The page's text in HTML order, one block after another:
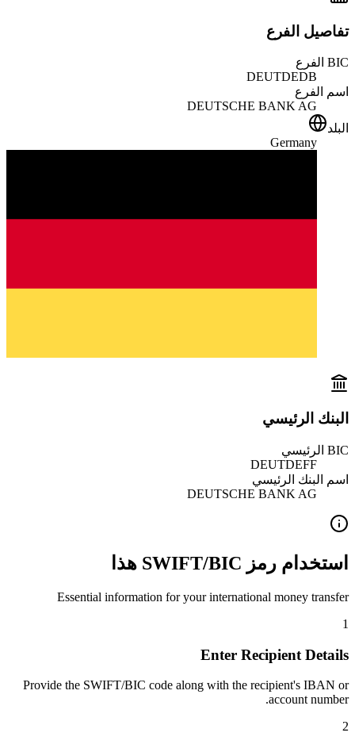
تفاصيل الفرع
BIC الفرع
DEUTDEDB
اسم الفرع
DEUTSCHE BANK AG
البلد
Germany
البنك الرئيسي
BIC الرئيسي
DEUTDEFF
اسم البنك الرئيسي
DEUTSCHE BANK AG
استخدام رمز SWIFT/BIC هذا
Essential information for your international money transfer
1
Enter Recipient Details
Provide the SWIFT/BIC code along with the recipient's IBAN or
account number.
2